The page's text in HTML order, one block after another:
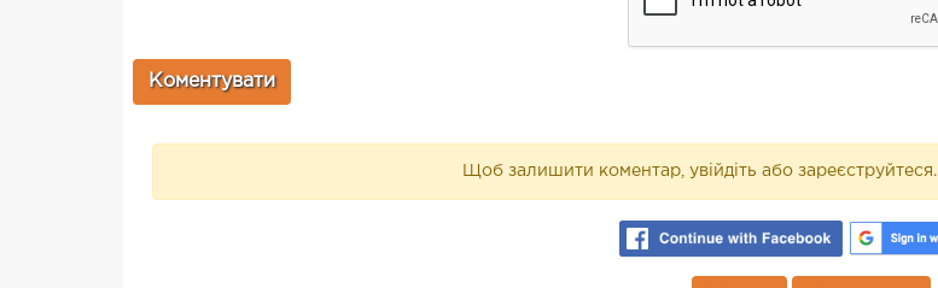
Щоб залишити коментар, увійдіть або зареєструйтеся.